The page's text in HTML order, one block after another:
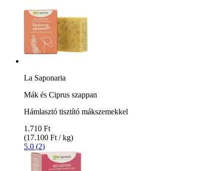
La Saponaria
Mák és Ciprus szappan
Hámlasztó tisztító mákszemekkel
1.710 Ft
(17.100 Ft / kg)
5.0 (2)